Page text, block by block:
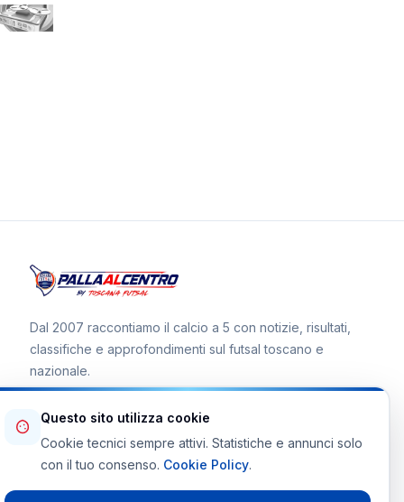
Dal 2007 raccontiamo il calcio a 5 con notizie, risultati,
classifiche e approfondimenti sul futsal toscano e
nazionale.
Canale WhatsApp
Telegram Toscana Futsal
Questo sito utilizza cookie
Cookie tecnici sempre attivi. Statistiche e annunci solo
con il tuo consenso. Cookie Policy.